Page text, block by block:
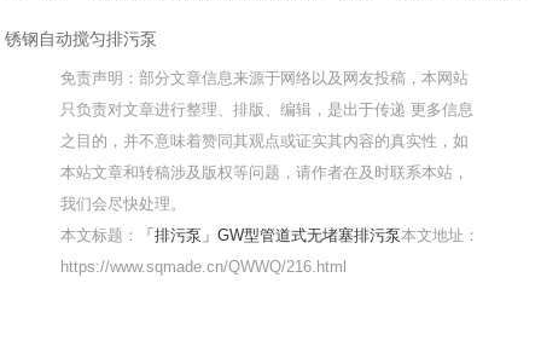
锈钢自动搅匀排污泵
免责声明：部分文章信息来源于网络以及网友投稿，本网站
只负责对文章进行整理、排版、编辑，是出于传递 更多信息
之目的，并不意味着赞同其观点或证实其内容的真实性，如
本站文章和转稿涉及版权等问题，请作者在及时联系本站，
我们会尽快处理。
本文标题：
「排污泵」GW型管道式无堵塞排污泵本文地址：
https://www.sqmade.cn/QWWQ/216.html